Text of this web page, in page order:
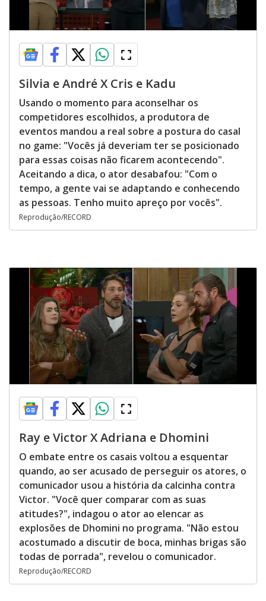
Silvia e André X Cris e Kadu
Usando o momento para aconselhar os
competidores escolhidos, a produtora de
eventos mandou a real sobre a postura do casal
no game: "Vocês já deveriam ter se posicionado
para essas coisas não ficarem acontecendo".
Aceitando a dica, o ator desabafou: "Com o
tempo, a gente vai se adaptando e conhecendo
as pessoas. Tenho muito apreço por vocês".
Reprodução/RECORD
Ray e Victor X Adriana e Dhomini
O embate entre os casais voltou a esquentar
quando, ao ser acusado de perseguir os atores, o
comunicador usou a história da calcinha contra
Victor. "Você quer comparar com as suas
atitudes?", indagou o ator ao elencar as
explosões de Dhomini no programa. "Não estou
acostumado a discutir de boca, minhas brigas são
todas de porrada", revelou o comunicador.
Reprodução/RECORD